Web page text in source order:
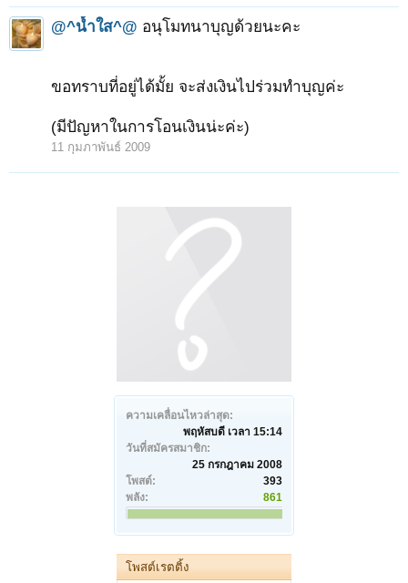
ความเคลื่อนไหวล่าสุด:
พฤหัสบดี เวลา 15:14
วันที่สมัครสมาชิก:
25 กรกฎาคม 2008
โพสต์:
393
พลัง:
861
โพสต์เรตติ้ง
@^น้ำใส^@ อนุโมทนาบุญด้วยนะคะ
ขอทราบที่อยู่ได้มั้ย จะส่งเงินไปร่วมทำบุญค่ะ
(มีปัญหาในการโอนเงินน่ะค่ะ)
11 กุมภาพันธ์ 2009